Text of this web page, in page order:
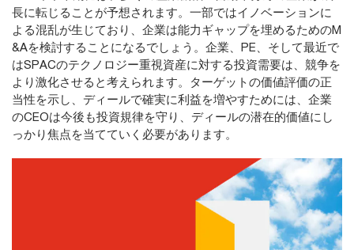
長に転じることが予想されます。一部ではイノベーションに
よる混乱が生じており、企業は能力ギャップを埋めるためのM
&Aを検討することになるでしょう。企業、PE、そして最近で
はSPACのテクノロジー重視資産に対する投資需要は、競争を
より激化させると考えられます。ターゲットの価値評価の正
当性を示し、ディールで確実に利益を増やすためには、企業
のCEOは今後も投資規律を守り、ディールの潜在的価値にし
っかり焦点を当てていく必要があります。